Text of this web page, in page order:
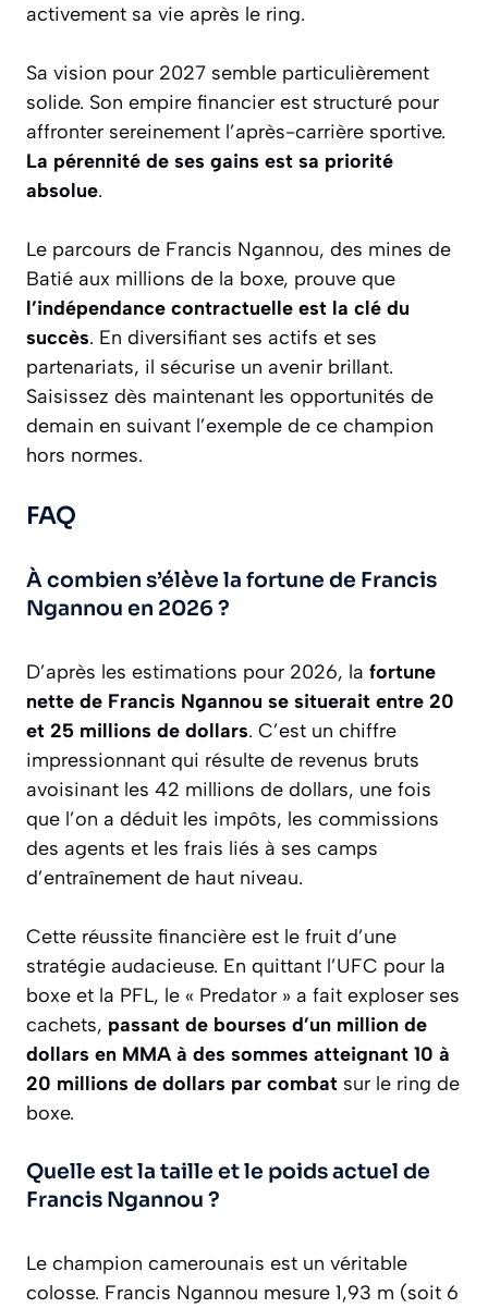
activement sa vie après le ring.
Sa vision pour 2027 semble particulièrement
solide. Son empire financier est structuré pour
affronter sereinement l’après-carrière sportive.
La pérennité de ses gains est sa priorité
absolue.
Le parcours de Francis Ngannou, des mines de
Batié aux millions de la boxe, prouve que
l’indépendance contractuelle est la clé du
succès. En diversifiant ses actifs et ses
partenariats, il sécurise un avenir brillant.
Saisissez dès maintenant les opportunités de
demain en suivant l’exemple de ce champion
hors normes.
FAQ
À combien s’élève la fortune de Francis
Ngannou en 2026 ?
D’après les estimations pour 2026, la fortune
nette de Francis Ngannou se situerait entre 20
et 25 millions de dollars. C’est un chiffre
impressionnant qui résulte de revenus bruts
avoisinant les 42 millions de dollars, une fois
que l’on a déduit les impôts, les commissions
des agents et les frais liés à ses camps
d’entraînement de haut niveau.
Cette réussite financière est le fruit d’une
stratégie audacieuse. En quittant l’UFC pour la
boxe et la PFL, le « Predator » a fait exploser ses
cachets, passant de bourses d’un million de
dollars en MMA à des sommes atteignant 10 à
20 millions de dollars par combat sur le ring de
boxe.
Quelle est la taille et le poids actuel de
Francis Ngannou ?
Le champion camerounais est un véritable
colosse. Francis Ngannou mesure 1,93 m (soit 6